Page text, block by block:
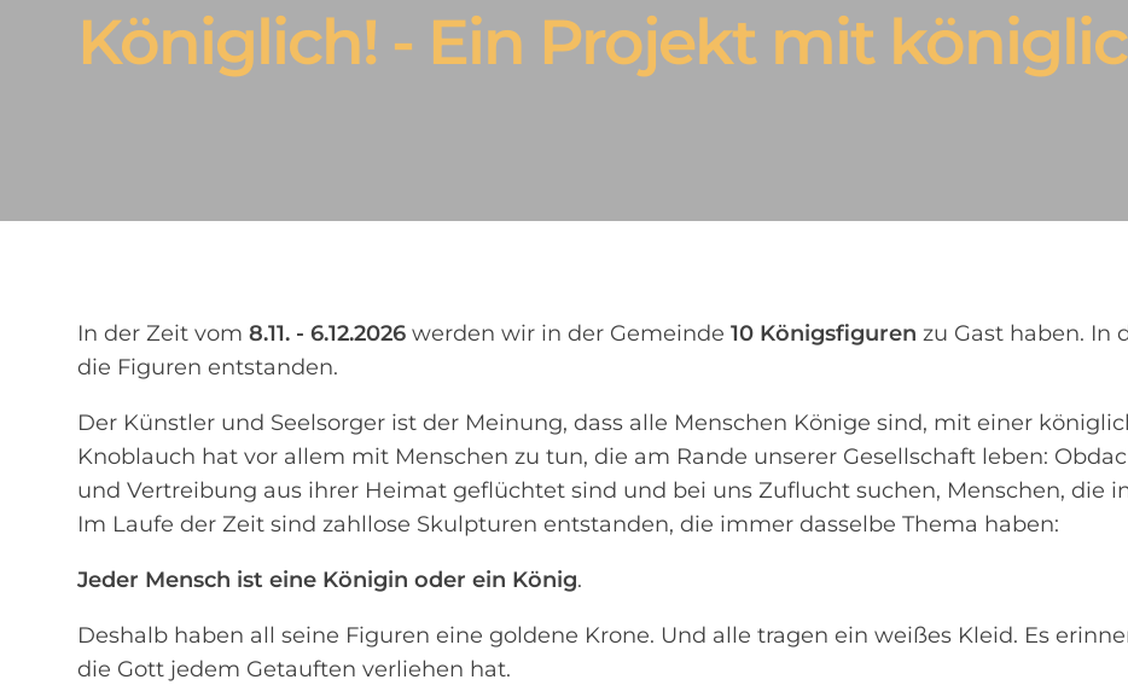
Königlich! - Ein Projekt mit
In der Zeit vom 8.11. - 6.12.2026 werden wir in der Gemeinde 10 Königsfiguren zu Gast haben. In
die Figuren entstanden.
Der Künstler und Seelsorger ist der Meinung, dass alle Menschen Könige sind, mit einer
Knoblauch hat vor allem mit Menschen zu tun, die am Rande unserer Gesellschaft leben:
und Vertreibung aus ihrer Heimat geflüchtet sind und bei uns Zuflucht suchen, Menschen, die
Im Laufe der Zeit sind zahllose Skulpturen entstanden, die immer dasselbe Thema haben:
Jeder Mensch ist eine Königin oder ein König.
Deshalb haben all seine Figuren eine goldene Krone. Und alle tragen ein weißes Kleid. Es
die Gott jedem Getauften verliehen hat.